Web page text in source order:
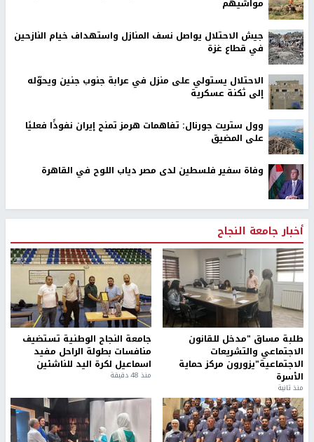
مواشيهم
جيش الاحتلال يواصل نسف المنازل واستهداف خيام النازحين
في قطاع غزة
الاحتلال يستولي على منزل في عرابة جنوب جنين ويحوّله
إلى ثكنة عسكرية
وول ستريت جورنال: تفاهمات هرمز تمنح إيران نفوذًا فعليًا
على المضيق
وفاة سفير فلسطين لدى مصر دياب اللوح في القاهرة
أخبار جامعة النجاح
طلبة مساق "مدخل للقانون
الاجتماعي والتشريعات
الاجتماعية"يزورون مركز حماية
الأسرة
منذ ثانية
جامعة النجاح الوطنية تستضيف
منافسات بطولة الراحل مفيد
اسماعيل لكرة اليد للناشئين
منذ 48 دقيقة